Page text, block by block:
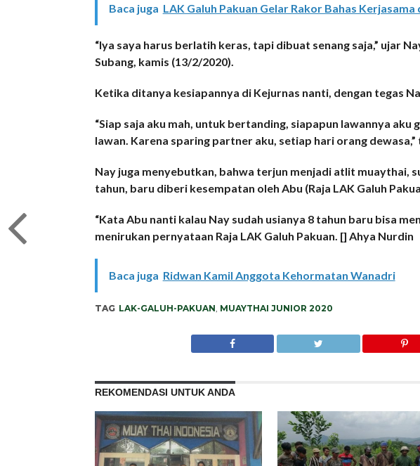
Baca juga LAK Galuh Pakuan Gelar Rakor Bahas
“Iya saya harus berlatih keras, tapi dibuat senang saja,” ujar
Subang, kamis (13/2/2020).
Ketika ditanya kesiapannya di Kejurnas nanti, dengan tegas
“Siap saja aku mah, untuk bertanding, siapapun lawannya
lawan. Karena sparing partner aku, setiap hari orang dewasa,”
Nay juga menyebutkan, bahwa terjun menjadi atlit muaythai,
tahun, baru diberi kesempatan oleh Abu (Raja LAK Galuh
“Kata Abu nanti kalau Nay sudah usianya 8 tahun baru bisa
menirukan pernyataan Raja LAK Galuh Pakuan. [] Ahya Nurdin
Baca juga Ridwan Kamil Anggota Kehormatan Wanadri
TAG LAK-GALUH-PAKUAN MUAYTHAI JUNIOR 2020
REKOMENDASI UNTUK ANDA